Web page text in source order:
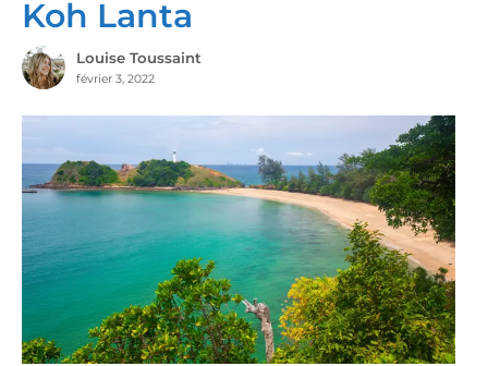
Koh Lanta
Louise Toussaint
février 3, 2022